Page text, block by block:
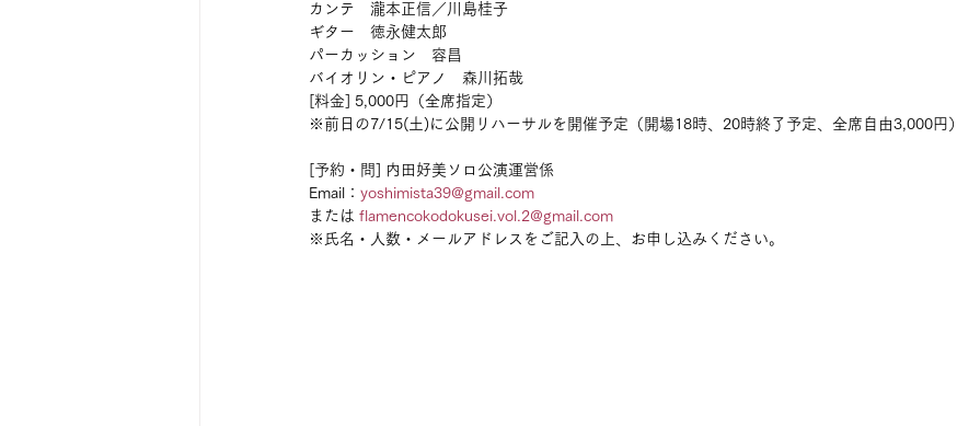
カンテ　瀧本正信／川島桂子
ギター　徳永健太郎
パーカッション　容昌
バイオリン・ピアノ　森川拓哉
[料金] 5,000円（全席指定）
※前日の7/15(土)に公開リハーサルを開催予定（開場18時、20時終了予定、全席自由3,000円）
[予約・問] 内田好美ソロ公演運営係
Email： yoshimista39@gmail.com
または flamencokodokusei.vol.2@gmail.com
※氏名・人数・メールアドレスをご記入の上、お申し込みください。